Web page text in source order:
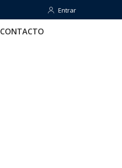
Entrar
Entrar
CONTACTO